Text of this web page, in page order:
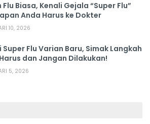
Flu Biasa, Kenali Gejala “Super Flu”
Anda Harus ke Dokter
10, 2026
Super Flu Varian Baru, Simak Langkah
dan Jangan Dilakukan!
5, 2026